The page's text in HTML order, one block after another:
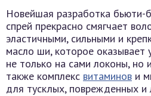
Новейшая разработка бьюти-
спрей прекрасно смягчает
эластичными, сильными и
масло ши, которое оказывает
не только на сами локоны, но
также комплекс витаминов и
для тусклых, поврежденных и